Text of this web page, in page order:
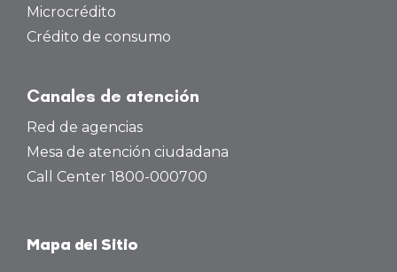
Microcrédito
Crédito de consumo
Canales de atención
Red de agencias
Mesa de atención ciudadana
Call Center 1800-000700
Mapa del Sitio